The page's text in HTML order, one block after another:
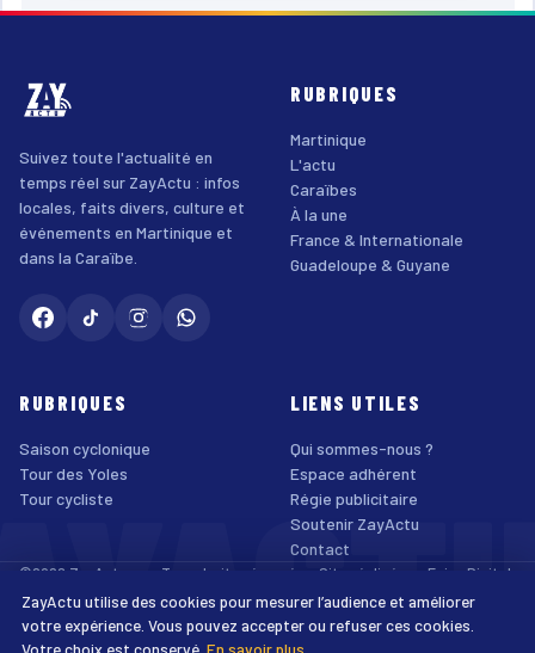
Suivez toute l'actualité en
temps réel sur ZayActu : infos
locales, faits divers, culture et
événements en Martinique et
dans la Caraïbe.
RUBRIQUES
Martinique
L'actu
Caraïbes
À la une
France & Internationale
Guadeloupe & Guyane
RUBRIQUES
Saison cyclonique
Tour des Yoles
Tour cycliste
LIENS UTILES
Qui sommes-nous ?
Espace adhérent
Régie publicitaire
Soutenir ZayActu
Contact
©2026 ZayActu.org. Tous droits réservés. · Site réalisé par Enjoy Digital
Agency
Mentions légales
Confidentialité Cookies Accessibilité
ZayActu utilise des cookies pour mesurer l’audience et améliorer
votre expérience. Vous pouvez accepter ou refuser ces cookies.
Votre choix est conservé. En savoir plus